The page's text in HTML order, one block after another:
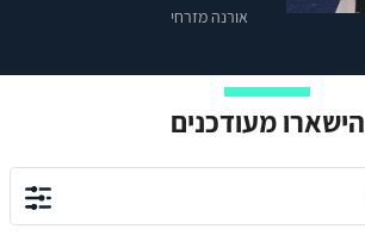
אורנה מזרחי
הישארו מעודכנים